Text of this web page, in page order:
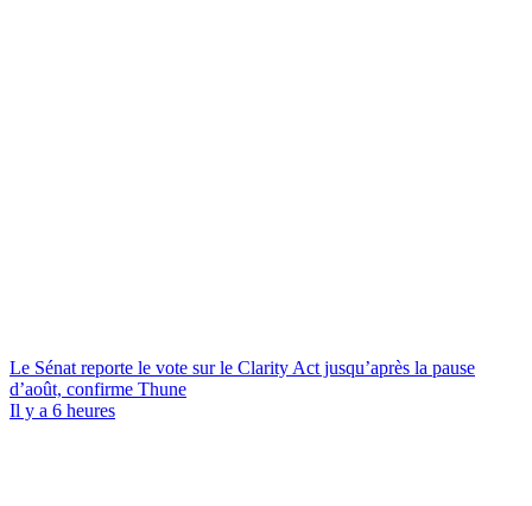
Le Sénat reporte le vote sur le Clarity Act jusqu’après la pause
d’août, confirme Thune
Il y a 6 heures